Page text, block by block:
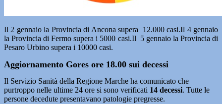
Il 2 gennaio la Provincia di Ancona supera 12.000 casi.Il 4 gennaio
la Provincia di Fermo supera i 5000 casi.Il 5 gennaio la Provincia di
Pesaro Urbino supera i 10000 casi.
Aggiornamento Gores ore 18.00 sui decessi
Il Servizio Sanità della Regione Marche ha comunicato che
purtroppo nelle ultime 24 ore si sono verificati 14 decessi. Tutte le
persone decedute presentavano patologie pregresse.